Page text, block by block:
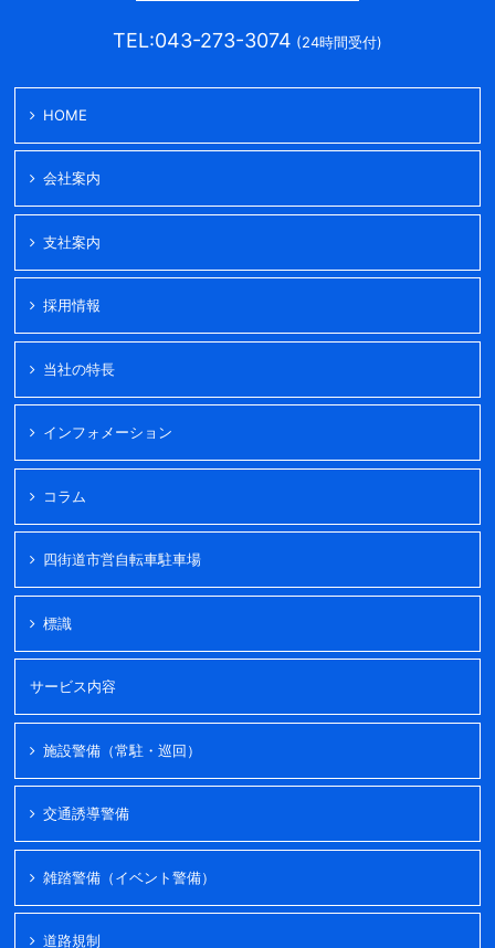
TEL:043-273-3074 (24時間受付)
HOME
会社案内
支社案内
採用情報
当社の特長
インフォメーション
コラム
四街道市営自転車駐車場
標識
サービス内容
施設警備（常駐・巡回）
交通誘導警備
雑踏警備（イベント警備）
道路規制